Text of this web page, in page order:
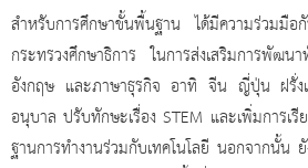
สำหรับการศึกษาขั้นพื้นฐาน ได้มีความร่วมมือ
กระทรวงศึกษาธิการ ในการส่งเสริมการพั
อังกฤษ และภาษาธุรกิจ อาทิ จีน ญี่ปุ่น ฝรั่ง
อนุบาล ปรับทักษะเรื่อง STEM และเพิ่มการเ
ฐานการทำงานร่วมกับเทคโนโลยี นอกจากนั้น ยั